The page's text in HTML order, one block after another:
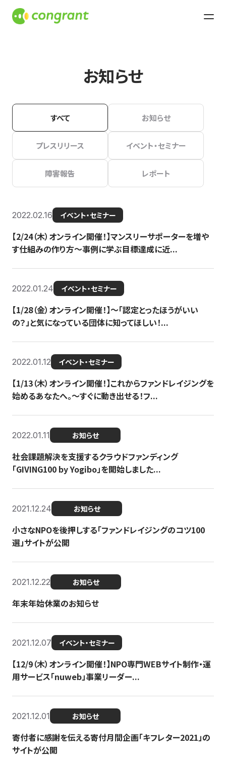
お知らせ
すべて お知らせ
プレスリリース イベント・セミナー
障害報告 レポート
2022.02.16 イベント・セミナー
【2/24（木）オンライン開催！】マンスリーサポーターを増や
す仕組みの作り方〜事例に学ぶ目標達成に近...
2022.01.24 イベント・セミナー
【1/28（金）オンライン開催！】〜「認定とったほうがいい
の？」と気になっている団体に知ってほしい！...
2022.01.12 イベント・セミナー
【1/13（木）オンライン開催！】これからファンドレイジングを
始めるあなたへ。〜すぐに動き出せる！フ...
2022.01.11 お知らせ
社会課題解決を支援するクラウドファンディング
「GIVING100 by Yogibo」を開始しました...
2021.12.24 お知らせ
小さなNPOを後押しする「ファンドレイジングのコツ100
選」サイトが公開
2021.12.22 お知らせ
年末年始休業のお知らせ
2021.12.07 イベント・セミナー
【12/9（木）オンライン開催！】NPO専門WEBサイト制作・運
用サービス「nuweb」事業リーダー...
2021.12.01 お知らせ
寄付者に感謝を伝える寄付月間企画「キフレター2021」の
サイトが公開